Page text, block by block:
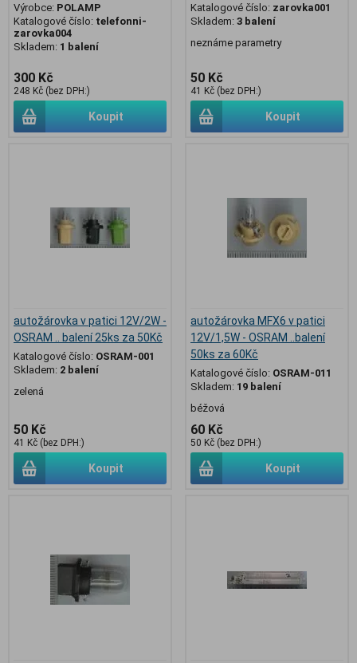
Výrobce: POLAMP
Katalogové číslo: telefonni-
zarovka004
Skladem: 1 balení
300 Kč
248 Kč (bez DPH:)
Koupit
Katalogové číslo: zarovka001
Skladem: 3 balení
neznáme parametry
50 Kč
41 Kč (bez DPH:)
Koupit
autožárovka v patici 12V/2W -
OSRAM .. balení 25ks za 50Kč
Katalogové číslo: OSRAM-001
Skladem: 2 balení
zelená
50 Kč
41 Kč (bez DPH:)
Koupit
autožárovka MFX6 v patici
12V/1,5W - OSRAM ..balení
50ks za 60Kč
Katalogové číslo: OSRAM-011
Skladem: 19 balení
béžová
60 Kč
50 Kč (bez DPH:)
Koupit